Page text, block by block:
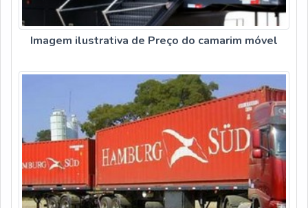
Imagem ilustrativa de Preço do camarim móvel